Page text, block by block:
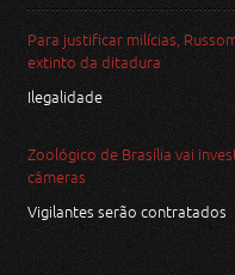
Para justificar milícias,
extinto da ditadura
Ilegalidade
Zoológico de Brasília vai
câmeras
Vigilantes serão contratados